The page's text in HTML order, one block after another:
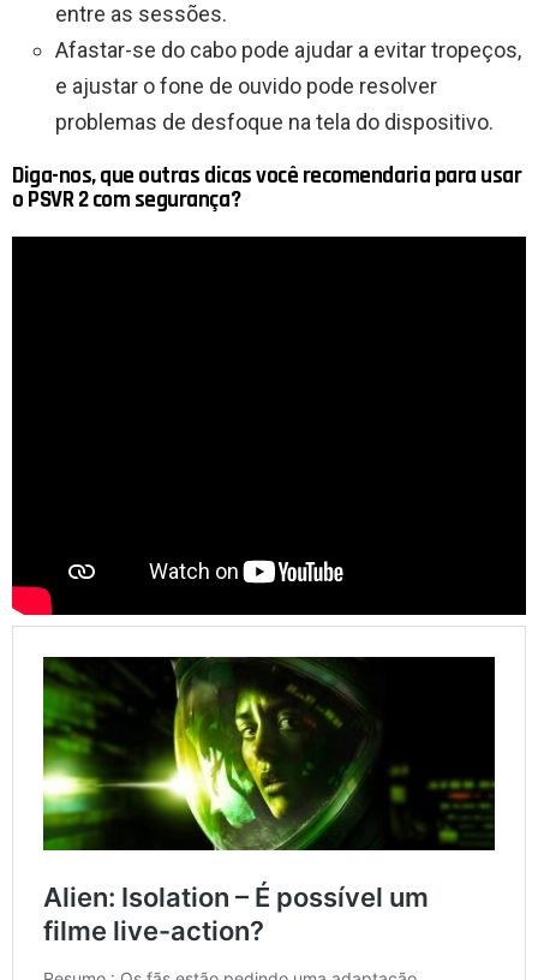
entre as sessões.
Afastar-se do cabo pode ajudar a evitar tropeços,
e ajustar o fone de ouvido pode resolver
problemas de desfoque na tela do dispositivo.
Diga-nos, que outras dicas você recomendaria para usar
o PSVR 2 com segurança?